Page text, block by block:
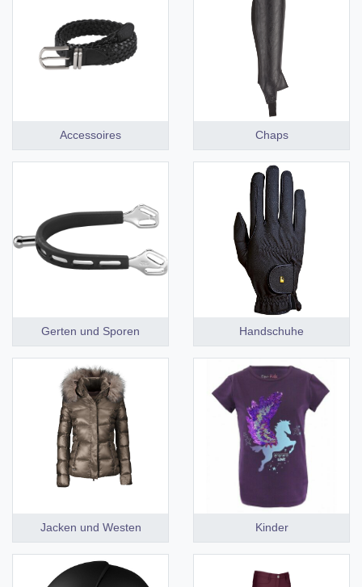
Accessoires Chaps
Gerten und Sporen Handschuhe
Jacken und Westen Kinder